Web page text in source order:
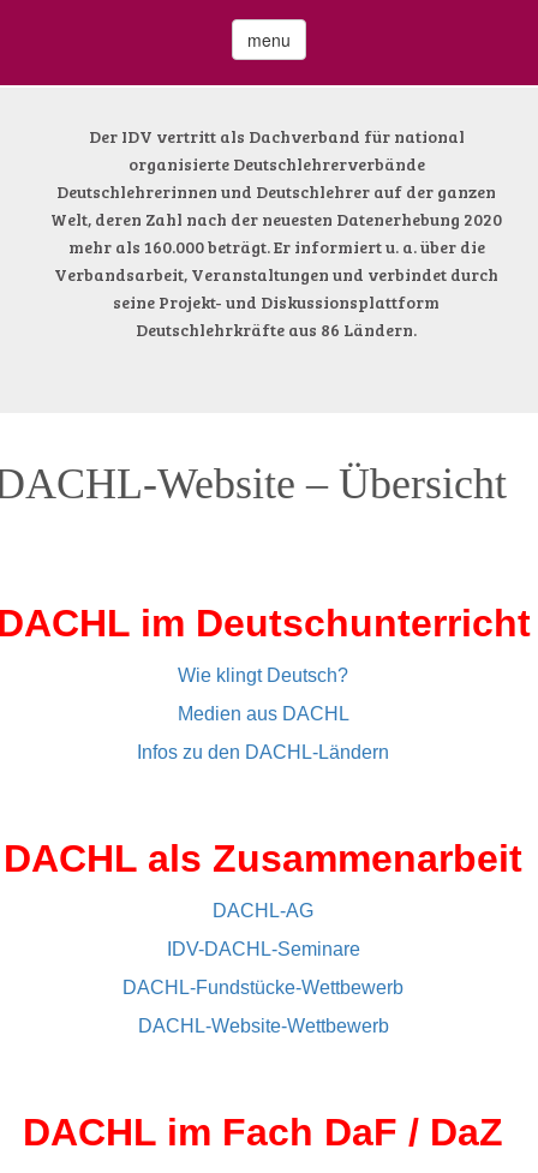
menu
Der IDV vertritt als Dachverband für national
organisierte Deutschlehrerverbände
Deutschlehrerinnen und Deutschlehrer auf der ganzen
Welt, deren Zahl nach der neuesten Datenerhebung 2020
mehr als 160.000 beträgt. Er informiert u. a. über die
Verbandsarbeit, Veranstaltungen und verbindet durch
seine Projekt- und Diskussionsplattform
Deutschlehrkräfte aus 86 Ländern.
Website – Übersicht
im Deutschunterricht
Wie klingt Deutsch?
Medien aus DACHL
Infos zu den DACHL-Ländern
DACHL als Zusammenarbeit
DACHL-AG
IDV-DACHL-Seminare
DACHL-Fundstücke-Wettbewerb
DACHL-Website-Wettbewerb
DACHL im Fach DaF / DaZ